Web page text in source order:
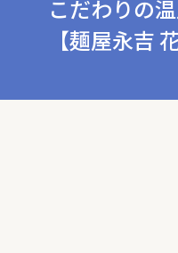
こだわりの
【麺屋永吉